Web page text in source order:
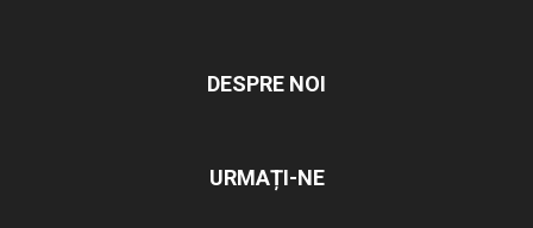
DESPRE NOI
URMAȚI-NE